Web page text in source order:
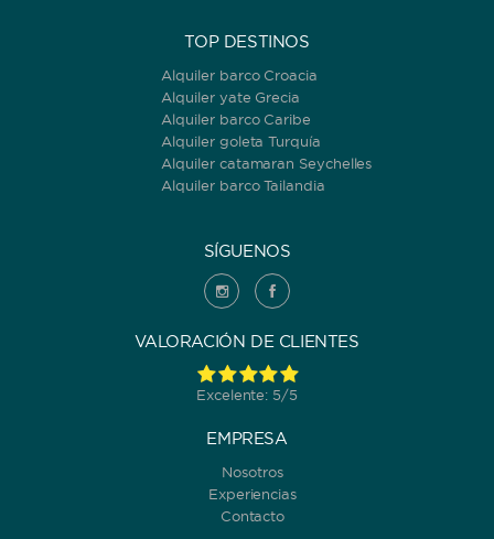
TOP DESTINOS
Alquiler barco Croacia
Alquiler yate Grecia
Alquiler barco Caribe
Alquiler goleta Turquía
Alquiler catamaran Seychelles
Alquiler barco Tailandia
SÍGUENOS
VALORACIÓN DE CLIENTES
Excelente: 5/5
EMPRESA
Nosotros
Experiencias
Contacto